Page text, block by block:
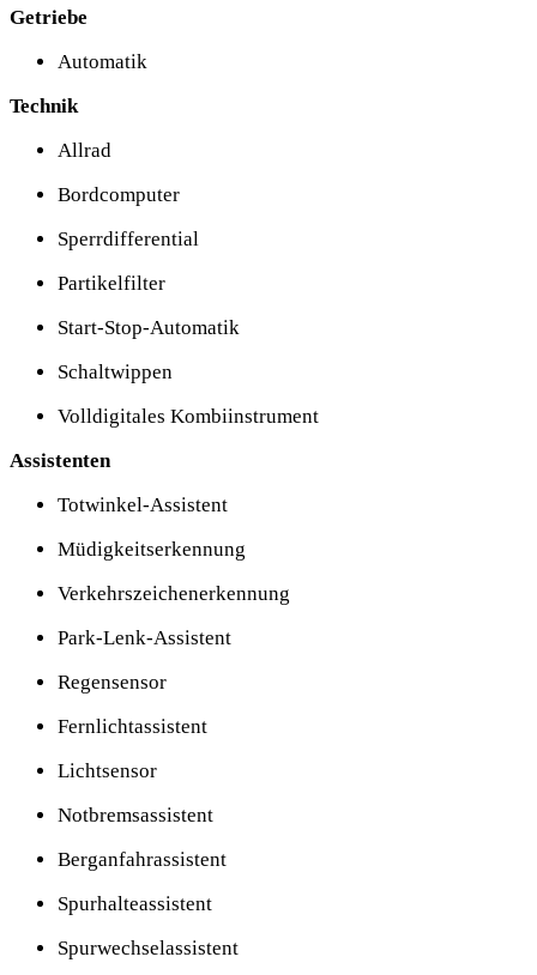
Getriebe
Automatik
Technik
Allrad
Bordcomputer
Sperrdifferential
Partikelfilter
Start-Stop-Automatik
Schaltwippen
Volldigitales Kombiinstrument
Assistenten
Totwinkel-Assistent
Müdigkeitserkennung
Verkehrszeichenerkennung
Park-Lenk-Assistent
Regensensor
Fernlichtassistent
Lichtsensor
Notbremsassistent
Berganfahrassistent
Spurhalteassistent
Spurwechselassistent